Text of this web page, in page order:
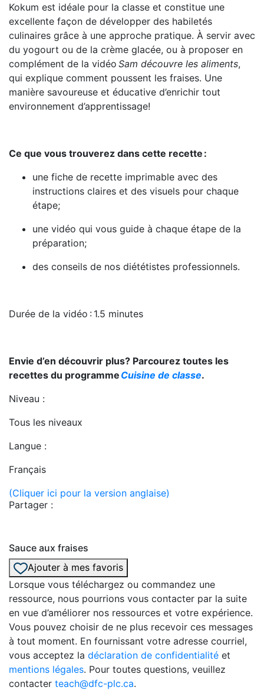
Kokum est idéale pour la classe et constitue une
excellente façon de développer des habiletés
culinaires grâce à une approche pratique. À servir avec
du yogourt ou de la crème glacée, ou à proposer en
complément de la vidéo Sam découvre les aliments,
qui explique comment poussent les fraises. Une
manière savoureuse et éducative d’enrichir tout
environnement d’apprentissage!
Ce que vous trouverez dans cette recette :
une fiche de recette imprimable avec des
instructions claires et des visuels pour chaque
étape;
une vidéo qui vous guide à chaque étape de la
préparation;
des conseils de nos diététistes professionnels.
Durée de la vidéo : 1.5 minutes
Envie d’en découvrir plus? Parcourez toutes les
recettes du programme Cuisine de classe.
Niveau :
Tous les niveaux
Langue :
Français
(Cliquer ici pour la version anglaise)
Partager :
Sauce aux fraises
Ajouter à mes favoris
Lorsque vous téléchargez ou commandez une
ressource, nous pourrions vous contacter par la suite
en vue d’améliorer nos ressources et votre expérience.
Vous pouvez choisir de ne plus recevoir ces messages
à tout moment. En fournissant votre adresse courriel,
vous acceptez la déclaration de confidentialité et
mentions légales. Pour toutes questions, veuillez
contacter teach@dfc-plc.ca.